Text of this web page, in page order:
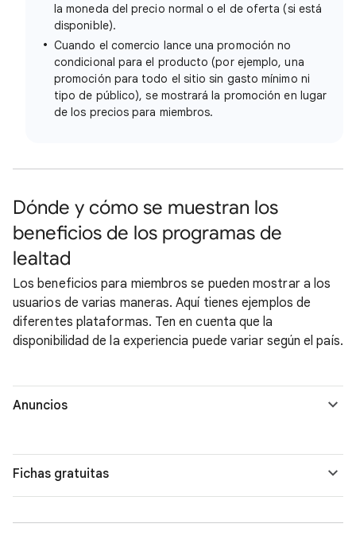
la moneda del precio normal o el de oferta (si está
disponible).
Cuando el comercio lance una promoción no
condicional para el producto (por ejemplo, una
promoción para todo el sitio sin gasto mínimo ni
tipo de público), se mostrará la promoción en lugar
de los precios para miembros.
Dónde y cómo se muestran los
beneficios de los programas de
lealtad
Los beneficios para miembros se pueden mostrar a los
usuarios de varias maneras. Aquí tienes ejemplos de
diferentes plataformas. Ten en cuenta que la
disponibilidad de la experiencia puede variar según el país.
Anuncios
Fichas gratuitas